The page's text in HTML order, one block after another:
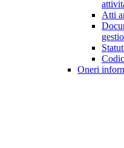
Atti
Oneri